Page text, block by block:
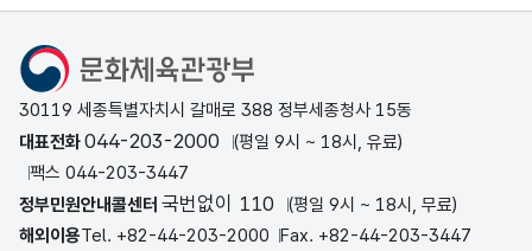
문화체육관광부
30119 세종특별자치시 갈매로 388 정부세종청사 15동
대표전화044-203-2000
(평일 9시 ~ 18시, 유료)
팩스 044-203-3447
정부민원안내콜센터 국번없이 110
(평일 9시 ~ 18시, 무료)
해외이용Tel. +82-44-203-2000 Fax. +82-44-203-3447